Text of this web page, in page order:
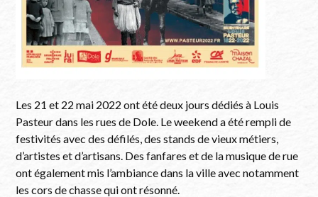
Les 21 et 22 mai 2022 ont été deux jours dédiés à Louis
Pasteur dans les rues de Dole. Le weekend a été rempli de
festivités avec des défilés, des stands de vieux métiers,
d’artistes et d’artisans. Des fanfares et de la musique de rue
ont également mis l’ambiance dans la ville avec notamment
les cors de chasse qui ont résonné.